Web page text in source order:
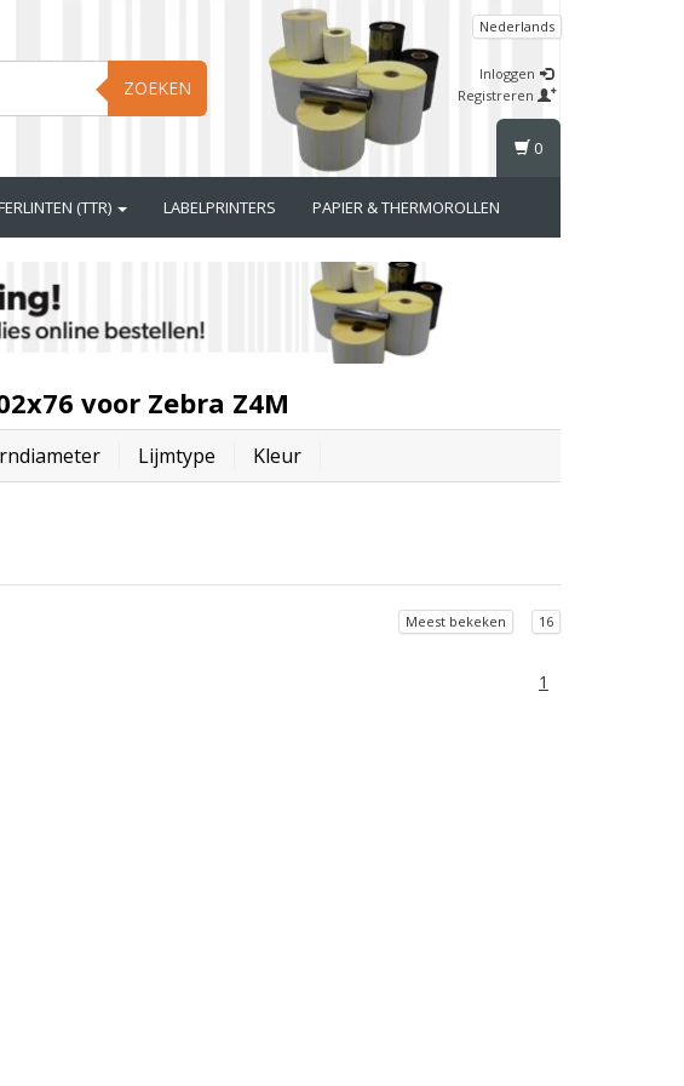
ZOEKEN
Nederlands
Inloggen
Registreren
(TTR) LABELPRINTERS PAPIER & THERMOROLLEN
0
voor Zebra Z4M
Lijmtype Kleur
Meest bekeken 16
1